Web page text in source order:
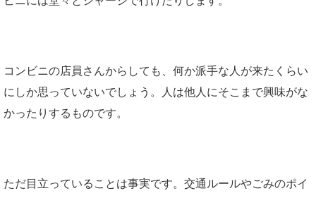
コンビニの店員さんからしても、何か派手な人が来たくらい
にしか思っていないでしょう。人は他人にそこまで興味がな
かったりするものです。
ただ目立っていることは事実です。交通ルールやごみのポイ